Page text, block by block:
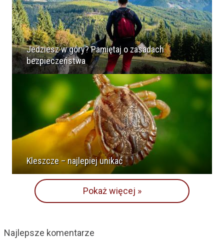
Jedziesz w góry? Pamiętaj o zasadach
bezpieczeństwa
Kleszcze – najlepiej unikać
Pokaż więcej »
Najlepsze komentarze